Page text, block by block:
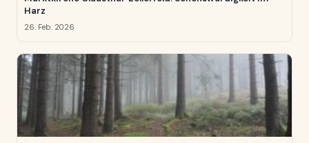
Harz
26. Feb. 2026